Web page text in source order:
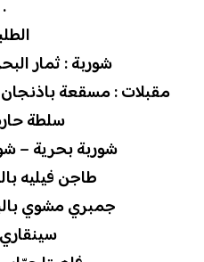
.
شوربة : ثمار
مقبلات : مسقعة
سلطة
شوربة بحرية –
طاجن فيليه
جمبري مشوي